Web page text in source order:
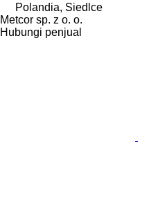
Polandia, Siedlce
Metcor sp. z o. o.
Hubungi penjual